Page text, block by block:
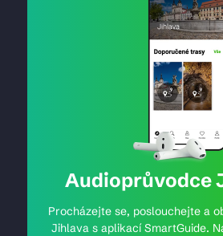
Audioprůvodce
Procházejte se, poslouchejte a
Jihlava s aplikací SmartGuide.